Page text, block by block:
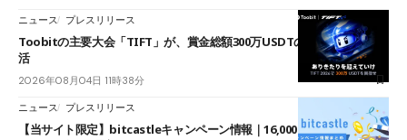
ニュース プレスリリース
Toobitの主要大会「TIFT」が、賞金総額300万USDTのレースとして復
活
2026年08月04日 11時38分
ニュース プレスリリース
【当サイト限定】bitcastleキャンペーン情報｜16,000円口座開設ボーナ